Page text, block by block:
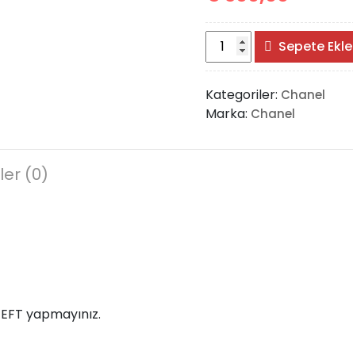
Chanel
2.55
Flap
Bag
adet
Sepete Ekle
Kategoriler: Chanel
Marka: Chanel
(0)
yapmayınız.